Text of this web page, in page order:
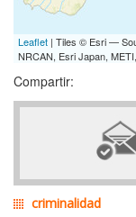
Leaflet | Tiles © Esri —
NRCAN, Esri Japan,
Compartir:
criminalidad